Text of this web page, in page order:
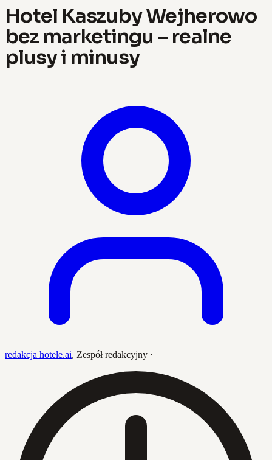
Hotel Kaszuby Wejherowo
bez marketingu – realne
plusy i minusy
redakcja hotele.ai, Zespół redakcyjny ·